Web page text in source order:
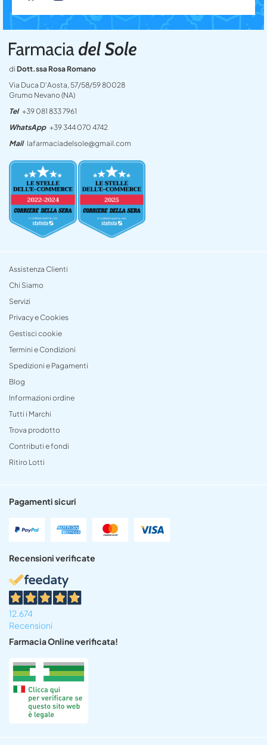
di Dott.ssa Rosa Romano
Via Duca D’Aosta, 57/58/59 80028
Grumo Nevano (NA)
Tel +39 081 833 7961
WhatsApp +39 344 070 4742
Mail lafarmaciadelsole@gmail.com
Assistenza Clienti
Chi Siamo
Servizi
Privacy e Cookies
Gestisci cookie
Termini e Condizioni
Spedizioni e Pagamenti
Blog
Informazioni ordine
Tutti i Marchi
Trova prodotto
Contributi e fondi
Ritiro Lotti
Pagamenti sicuri
Recensioni verificate
12.674
Recensioni
Farmacia Online verificata!